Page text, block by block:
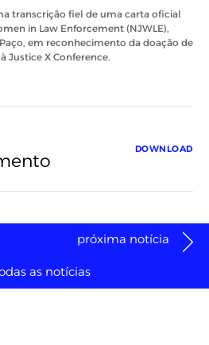
transcrição fiel de uma carta oficial
in Law Enforcement (NJWLE),
em reconhecimento da doação de
Justice X Conference.
DOWNLOAD
as notícias
próxima notícia